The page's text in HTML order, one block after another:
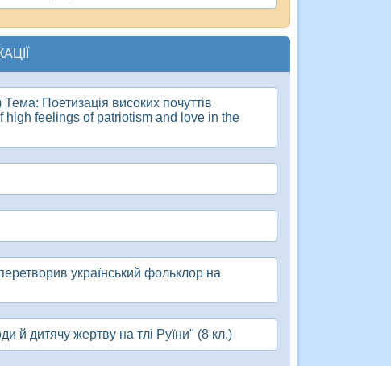
Тема: Поетизація високих почуттів
high feelings of patriotism and love in the
український фольклор на
й дитячу жертву на тлі Руїни" (8 кл.)